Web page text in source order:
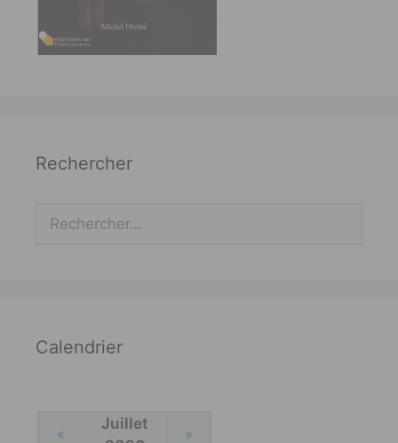
Rechercher
Calendrier
«
Juillet
»